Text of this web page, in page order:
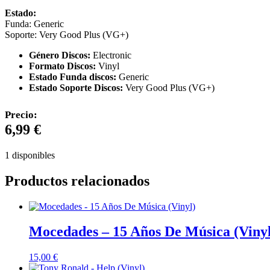
Estado:
Funda: Generic
Soporte: Very Good Plus (VG+)
Género Discos: Electronic
Formato Discos: Vinyl
Estado Funda discos: Generic
Estado Soporte Discos: Very Good Plus (VG+)
Precio:
6,99 €
1 disponibles
Productos relacionados
Mocedades – 15 Años De Música
15,00 €